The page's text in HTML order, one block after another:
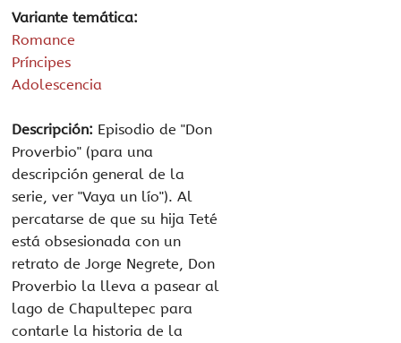
Variante temática:
Romance
Príncipes
Adolescencia
Descripción: Episodio de "Don
Proverbio" (para una
descripción general de la
serie, ver "Vaya un lío"). Al
percatarse de que su hija Teté
está obsesionada con un
retrato de Jorge Negrete, Don
Proverbio la lleva a pasear al
lago de Chapultepec para
contarle la historia de la